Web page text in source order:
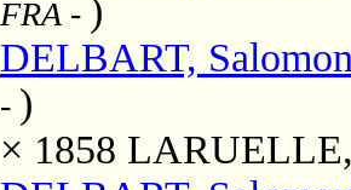
FRA - )
DELBART,
- )
× 1858